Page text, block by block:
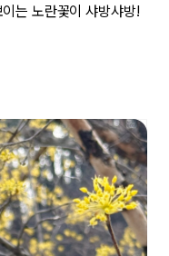
는 노란꽃이 샤방샤방!